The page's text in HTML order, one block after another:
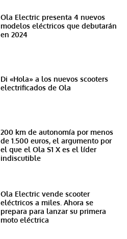
Ola Electric presenta 4 nuevos
modelos eléctricos que debutarán
en 2024
Di «Hola» a los nuevos scooters
electrificados de Ola
200 km de autonomía por menos
de 1.500 euros, el argumento por
el que el Ola S1 X es el líder
indiscutible
Ola Electric vende scooter
eléctricos a miles. Ahora se
prepara para lanzar su primera
moto eléctrica